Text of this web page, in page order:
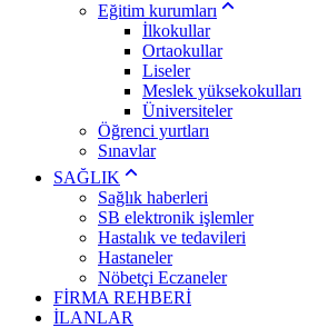
Eğitim kurumları
İlkokullar
Ortaokullar
Liseler
Meslek yüksekokulları
Üniversiteler
Öğrenci yurtları
Sınavlar
SAĞLIK
Sağlık haberleri
SB elektronik işlemler
Hastalık ve tedavileri
Hastaneler
Nöbetçi Eczaneler
FİRMA REHBERİ
İLANLAR